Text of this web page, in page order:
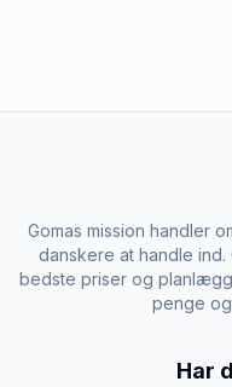
Gomas mission handler
danskere at handle
bedste priser og
penge
Har